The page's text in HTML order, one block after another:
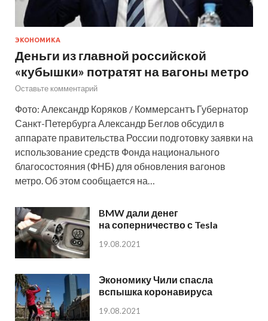
ЭКОНОМИКА
Деньги из главной российской
«кубышки» потратят на вагоны метро
Оставьте комментарий
Фото: Александр Коряков / Коммерсантъ Губернатор
Санкт-Петербурга Александр Беглов обсудил в
аппарате правительства России подготовку заявки на
использование средств Фонда национального
благосостояния (ФНБ) для обновления вагонов
метро. Об этом сообщается на…
BMW дали денег
на соперничество с Tesla
19.08.2021
Экономику Чили спасла
вспышка коронавируса
19.08.2021